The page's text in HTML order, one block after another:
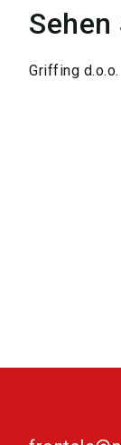
Griffing